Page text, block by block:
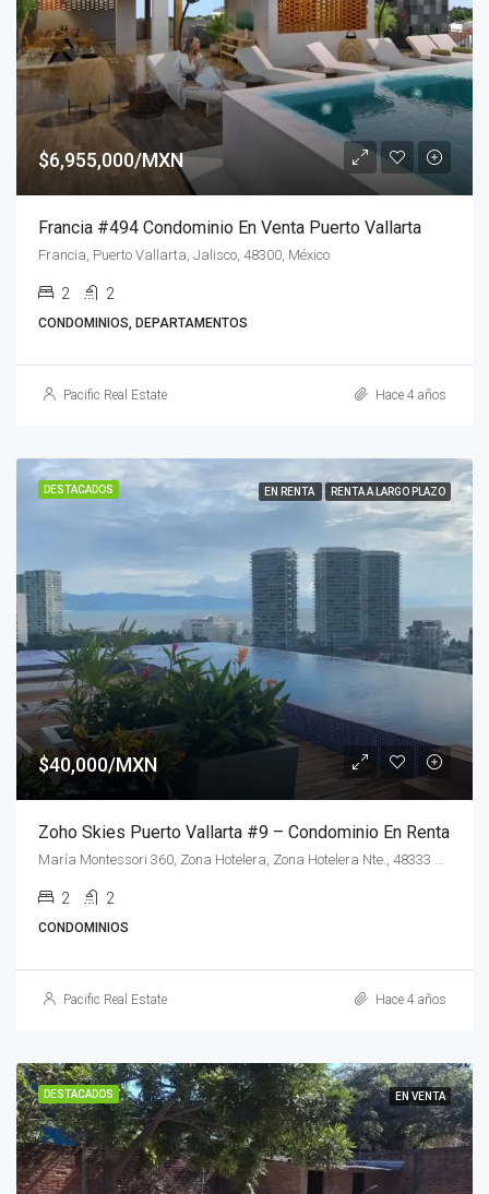
$6,955,000/MXN
Francia #494 Condominio En Venta Puerto Vallarta
Francia, Puerto Vallarta, Jalisco, 48300, México
2 2
CONDOMINIOS, DEPARTAMENTOS
Pacific Real Estate Hace 4 años
DESTACADOS EN RENTA RENTA A LARGO PLAZO
$40,000/MXN
Zoho Skies Puerto Vallarta #9 – Condominio En Renta
María Montessori 360, Zona Hotelera, Zona Hotelera Nte., 48333 Puerto Vallarta, Jal.
2 2
CONDOMINIOS
Pacific Real Estate Hace 4 años
DESTACADOS EN VENTA